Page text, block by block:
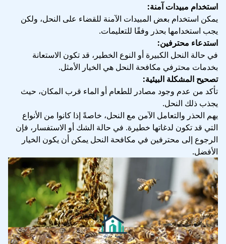
استخدام مبيدات آمنة:
يمكن استخدام بعض المبيدات الآمنة للقضاء على النحل، ولكن
يجب استخدامها بحذر وفقًا للتعليمات.
استدعاء محترفين:
في حالة النحل الكبيرة أو النوع الخطير، قد تكون الاستعانة
بخدمات محترفي مكافحة النحل هي الخيار الأمثل.
تصحيح المشكلة البيئية:
تأكد من عدم وجود مصادر للطعام أو الماء قرب المكان، حيث
يجذب ذلك النحل.
يهم الحذر والتعامل الآمن مع النحل، خاصةً إذا كانوا من الأنواع
التي قد تكون لدغاتها خطيرة. في حالة الشك أو الاستفسار، فإن
الرجوع إلى محترفين في مكافحة النحل يمكن أن يكون الخيار
الأفضل.